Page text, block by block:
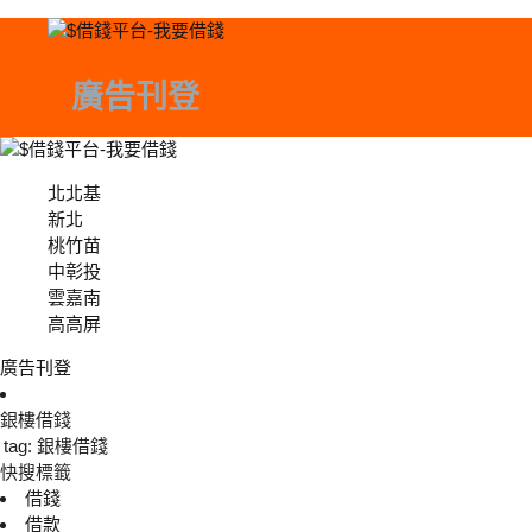
廣告刊登
北北基
新北
桃竹苗
中彰投
雲嘉南
高高屏
廣告刊登
銀樓借錢
tag: 銀樓借錢
快搜標籤
借錢
借款